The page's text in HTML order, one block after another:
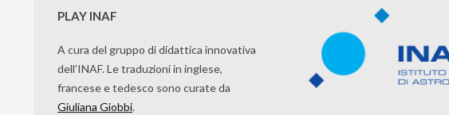
PLAY INAF
A cura del gruppo di didattica innovativa
dell’INAF. Le traduzioni in inglese,
francese e tedesco sono curate da
Giuliana Giobbi.